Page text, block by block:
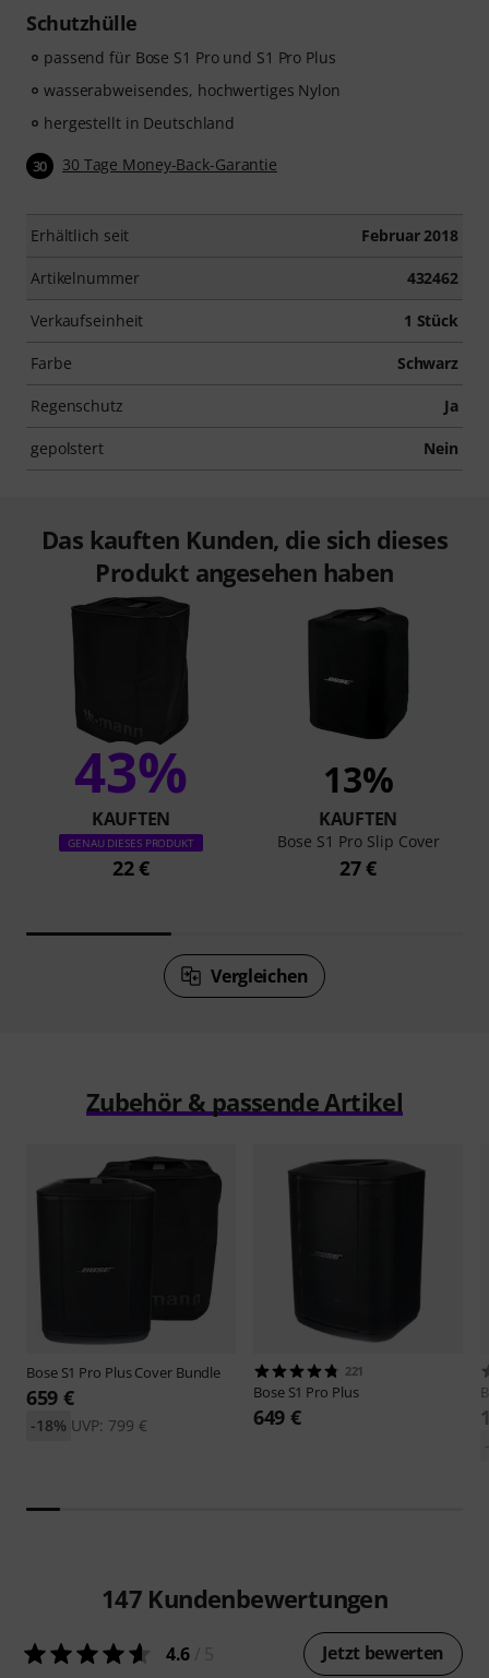
Schutzhülle
passend für Bose S1 Pro und S1 Pro Plus
wasserabweisendes, hochwertiges Nylon
hergestellt in Deutschland
30 30 Tage Money-Back-Garantie
Erhältlich seit Februar 2018
Artikelnummer 432462
Verkaufseinheit 1 Stück
Farbe Schwarz
Regenschutz Ja
gepolstert Nein
Das kauften Kunden, die sich dieses
Produkt angesehen haben
43%
KAUFTEN
GENAU DIESES PRODUKT
22 €
13%
KAUFTEN
Bose S1 Pro Slip Cover
27 €
Vergleichen
Zubehör & passende Artikel
Bose S1 Pro Plus Cover Bundle
659 €
UVP: 799 €
-18%
221
Bose S1 Pro Plus
649 €
147 Kundenbewertungen
4.6 Jetzt bewerten